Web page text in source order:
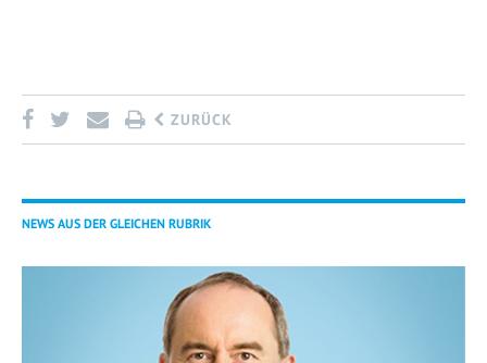
ZURÜCK
NEWS AUS DER GLEICHEN RUBRIK